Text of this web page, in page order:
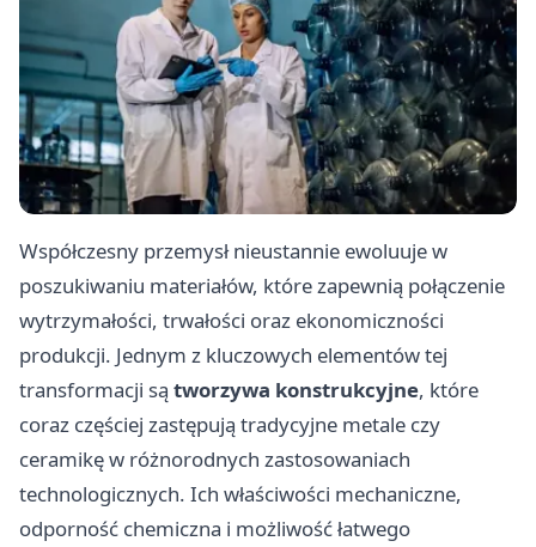
Współczesny przemysł nieustannie ewoluuje w
poszukiwaniu materiałów, które zapewnią połączenie
wytrzymałości, trwałości oraz ekonomiczności
produkcji. Jednym z kluczowych elementów tej
transformacji są tworzywa konstrukcyjne, które
coraz częściej zastępują tradycyjne metale czy
ceramikę w różnorodnych zastosowaniach
technologicznych. Ich właściwości mechaniczne,
odporność chemiczna i możliwość łatwego